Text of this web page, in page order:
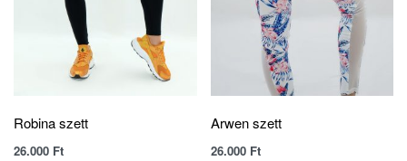
Robina szett
26.000 Ft
Arwen szett
26.000 Ft